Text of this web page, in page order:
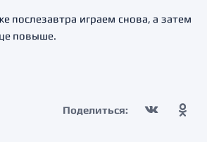
послезавтра играем снова, а затем
повыше.
Поделиться: